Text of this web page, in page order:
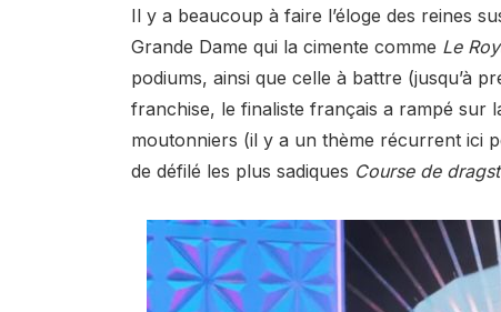
Il y a beaucoup à faire l’éloge des reines
Grande Dame qui la cimente comme Le
podiums, ainsi que celle à battre (jusqu’à
franchise, le finaliste français a rampé sur
moutonniers (il y a un thème récurrent ici
de défilé les plus sadiques Course de